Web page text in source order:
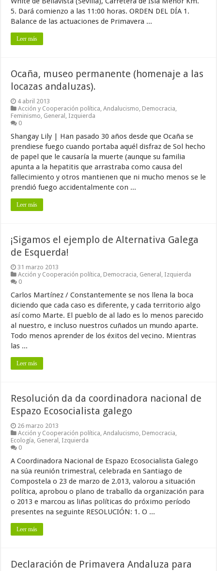
5. Dará comienzo a las 11:00 horas. ORDEN DEL DÍA 1.
Balance de las actuaciones de Primavera ...
Leer más
Ocaña, museo permanente (homenaje a las
locazas andaluzas).
4 abril 2013
Acción y Cooperación política ,Andalucismo Democracia
Feminismo General Izquierda
0
Shangay Lily | Han pasado 30 años desde que Ocaña se
prendiese fuego cuando portaba aquél disfraz de Sol hecho
de papel que le causaría la muerte (aunque su familia
apunta a la hepatitis que arrastraba como causa del
fallecimiento y otros mantienen que ni mucho menos se le
prendió fuego accidentalmente con ...
Leer más
¡Sigamos el ejemplo de Alternativa Galega
de Esquerda!
31 marzo 2013
Acción y Cooperación política Democracia General Izquierda
0
Carlos Martínez / Constantemente se nos llena la boca
diciendo que cada caso es diferente, y cada territorio algo
así como Marte. El pueblo de al lado es lo menos parecido
al nuestro, e incluso nuestros cuñados un mundo aparte.
Todo menos aprender de los éxitos del vecino. Mientras
las ...
Leer más
Resolución da da coordinadora nacional de
Espazo Ecosocialista galego
26 marzo 2013
Acción y Cooperación política ,Andalucismo Democracia
Ecología General Izquierda
0
A Coordinadora Nacional de Espazo Ecosocialista Galego
na súa reunión trimestral, celebrada en Santiago de
Compostela o 23 de marzo de 2.013, valorou a situación
política, aprobou o plano de traballo da organización para
o 2013 e marcou as liñas políticas do próximo período
presentes na seguinte RESOLUCIÓN: 1. O ...
Leer más
Declaración de Primavera Andaluza para